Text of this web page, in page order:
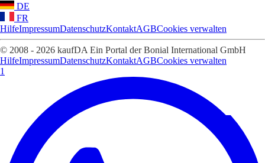
DE
FR
HilfeImpressumDatenschutzKontaktAGBCookies verwalten
© 2008 - 2026 kaufDA Ein Portal der Bonial International GmbH
HilfeImpressumDatenschutzKontaktAGBCookies verwalten
1